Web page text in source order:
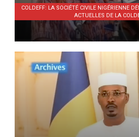
COLDEFF: LA SOCIÉTÉ CIVILE NIGÉRIENNE
ACTUELLES DE LA